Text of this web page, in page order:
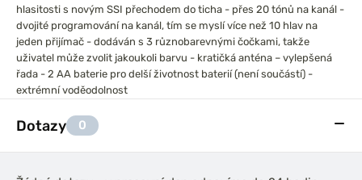
hlasitosti s novým SSI přechodem do ticha - přes 20 tónů na kanál -
dvojité programování na kanál, tím se myslí více než 10 hlav na
jeden přijímač - dodáván s 3 různobarevnými čočkami, takže
uživatel může zvolit jakoukoli barvu - kratičká anténa – vylepšená
řada - 2 AA baterie pro delší životnost baterií (není součástí) -
extrémní voděodolnost
Dotazy 0